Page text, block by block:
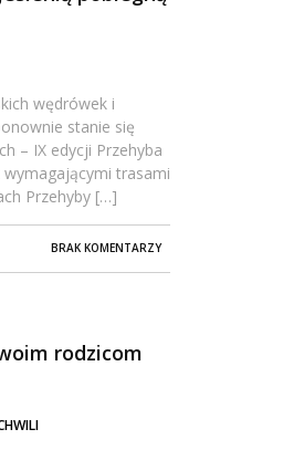
wędrówek i
stanie się
– IX edycji Przehyba
trasami
Przehyby […]
BRAK KOMENTARZY
rodzicom